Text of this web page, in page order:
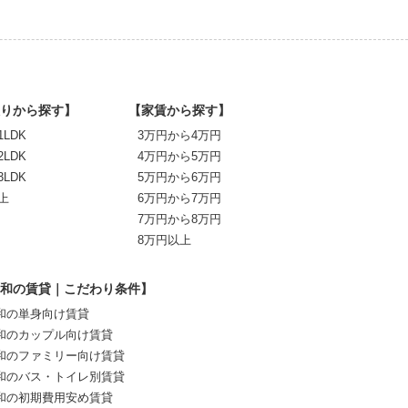
から探す】 【家賃から探す】
3万円から4万円
4万円から5万円
5万円から6万円
6万円から7万円
7万円から8万円
8万円以上
の賃貸｜こだわり条件】
の単身向け賃貸
のカップル向け賃貸
のファミリー向け賃貸
のバス・トイレ別賃貸
の初期費用安め賃貸